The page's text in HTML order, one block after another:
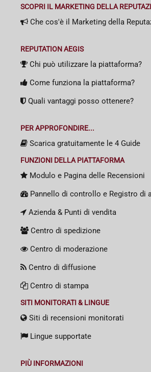
SCOPRI IL MARKETING DELLA
Che cos'è il Marketing della
REPUTATION AEGIS
Chi può utilizzare la piattaforma?
Come funziona la piattaforma?
Quali vantaggi posso ottenere?
PER APPROFONDIRE...
Scarica gratuitamente le 4 Guide
FUNZIONI DELLA PIATTAFORMA
Modulo e Pagina delle Recensioni
Pannello di controllo e Registro di
Azienda & Punti di vendita
Centro di spedizione
Centro di moderazione
Centro di diffusione
Centro di stampa
SITI MONITORATI & LINGUE
Siti di recensioni monitorati
Lingue supportate
PIÙ INFORMAZIONI